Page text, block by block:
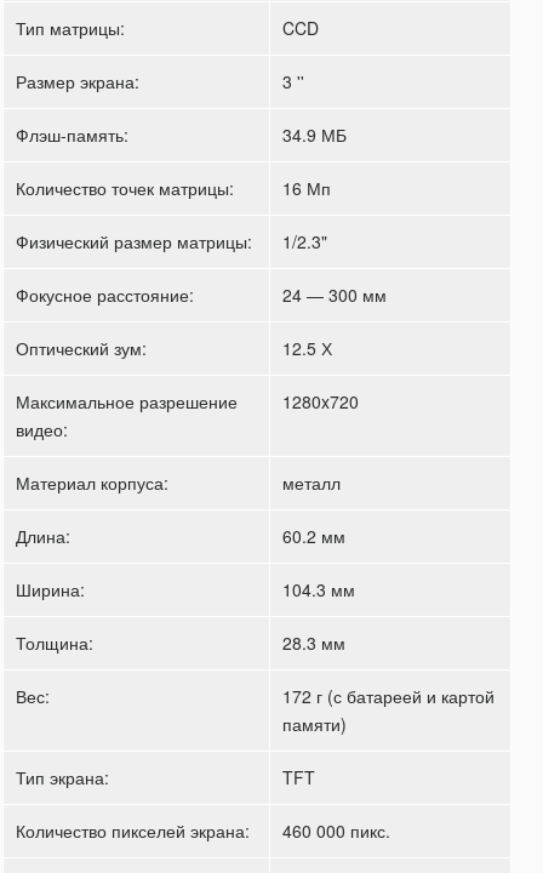
Тип матрицы: CCD
Размер экрана: 3 ''
Флэш-память: 34.9 МБ
Количество точек матрицы: 16 Мп
Физический размер матрицы: 1/2.3"
Фокусное расстояние: 24 — 300 мм
Оптический зум: 12.5 Х
Максимальное разрешение
видео:
1280x720
Материал корпуса: металл
Длина: 60.2 мм
Ширина: 104.3 мм
Толщина: 28.3 мм
Вес:
172 г (с батареей и картой
памяти)
Тип экрана: TFT
Количество пикселей экрана: 460 000 пикс.